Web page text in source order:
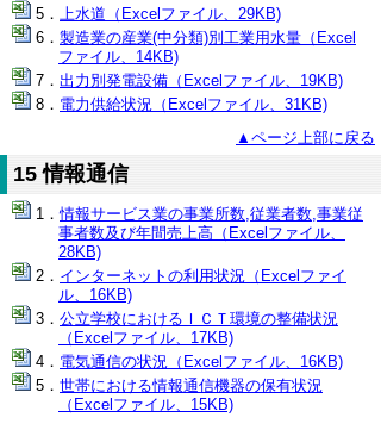
上水道（Excelファイル、29KB)
製造業の産業(中分類)別工業用水量（Excel
ファイル、14KB)
出力別発電設備（Excelファイル、19KB)
電力供給状況（Excelファイル、31KB)
▲ページ上部に戻る
15 情報通信
情報サービス業の事業所数,従業者数,事業従
事者数及び年間売上高（Excelファイル、
28KB)
インターネットの利用状況（Excelファイ
ル、16KB)
公立学校におけるＩＣＴ環境の整備状況
（Excelファイル、17KB)
電気通信の状況（Excelファイル、16KB)
世帯における情報通信機器の保有状況
（Excelファイル、15KB)